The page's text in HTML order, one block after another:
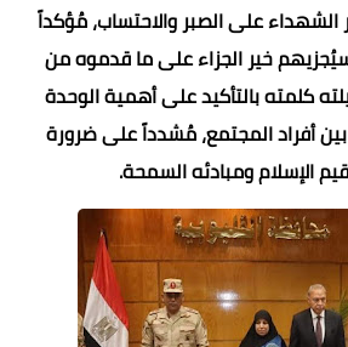
على الصبر والاحتساب، مُؤكداً
خير الجزاء على ما قدموه من
كلمته بالتأكيد على أهمية الوحدة
أفراد المجتمع، مُشدداً على ضرورة
الإسلام ومبادئه السمحة.